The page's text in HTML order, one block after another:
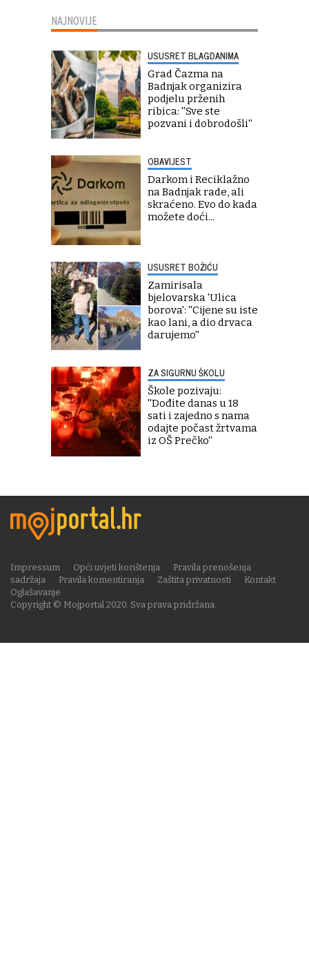
NAJNOVIJE
USUSRET BLAGDANIMA
Grad Čazma na
Badnjak organizira
podjelu prženih
ribica: ''Sve ste
pozvani i dobrodošli''
OBAVIJEST
Darkom i Reciklažno
na Badnjak rade, ali
skraćeno. Evo do kada
možete doći...
USUSRET BOŽIĆU
Zamirisala
bjelovarska 'Ulica
borova': ''Cijene su iste
kao lani, a dio drvaca
darujemo''
ZA SIGURNU ŠKOLU
Škole pozivaju:
''Dođite danas u 18
sati i zajedno s nama
odajte počast žrtvama
iz OŠ Prečko''
Copyright © Mojportal 2020. Sva prava pridržana.
Impressum Opći uvjeti korištenja
Pravila prenošenja
sadržaja
Pravila komentiranja Zaštita privatnosti
Kontakt
Oglašavanje